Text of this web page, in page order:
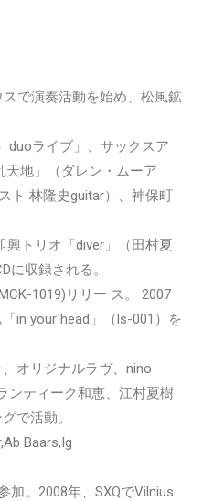
で演奏活動を始め、松風鉱
duoライブ」、サックスア
天地」（ダレン・ムーア
ト 林隆史guitar）、神保町
トリオ「diver」（田村夏
収録される。
1019)リリー ス。 2007
in your head」（ls-001）を
オリジナルラヴ、nino
ンティーク和恵、江村夏樹
で活動。
Baars,Ig
加。2008年、SXQでVilnius